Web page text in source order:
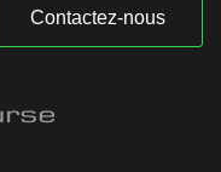
Contactez-nous